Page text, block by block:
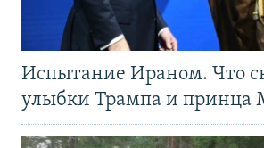
Испытание Ираном. Что
улыбки Трампа и принца